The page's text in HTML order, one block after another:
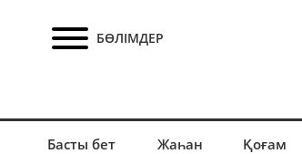
БӨЛІМДЕР
Басты бет Жаһан Қоғам